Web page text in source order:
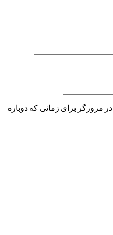
مرورگر برای زمانی که دوباره